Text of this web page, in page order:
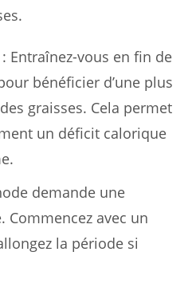
: Entraînez-vous en fin de
bénéficier d’une plus
graisses. Cela permet
un déficit calorique
demande une
Commencez avec un
la période si